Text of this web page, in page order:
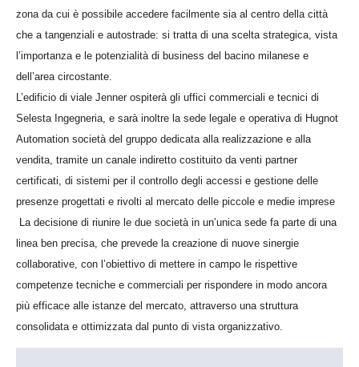
zona da cui è possibile accedere facilmente sia al centro della città
che a tangenziali e autostrade: si tratta di una scelta strategica, vista
l’importanza e le potenzialità di business del bacino milanese e
dell’area circostante.
L’edificio di viale Jenner ospiterà gli uffici commerciali e tecnici di
Selesta Ingegneria, e sarà inoltre la sede legale e operativa di Hugnot
Automation società del gruppo dedicata alla realizzazione e alla
vendita, tramite un canale indiretto costituito da venti partner
certificati, di sistemi per il controllo degli accessi e gestione delle
presenze progettati e rivolti al mercato delle piccole e medie imprese
La decisione di riunire le due società in un’unica sede fa parte di una
linea ben precisa, che prevede la creazione di nuove sinergie
collaborative, con l’obiettivo di mettere in campo le rispettive
competenze tecniche e commerciali per rispondere in modo ancora
più efficace alle istanze del mercato, attraverso una struttura
consolidata e ottimizzata dal punto di vista organizzativo.